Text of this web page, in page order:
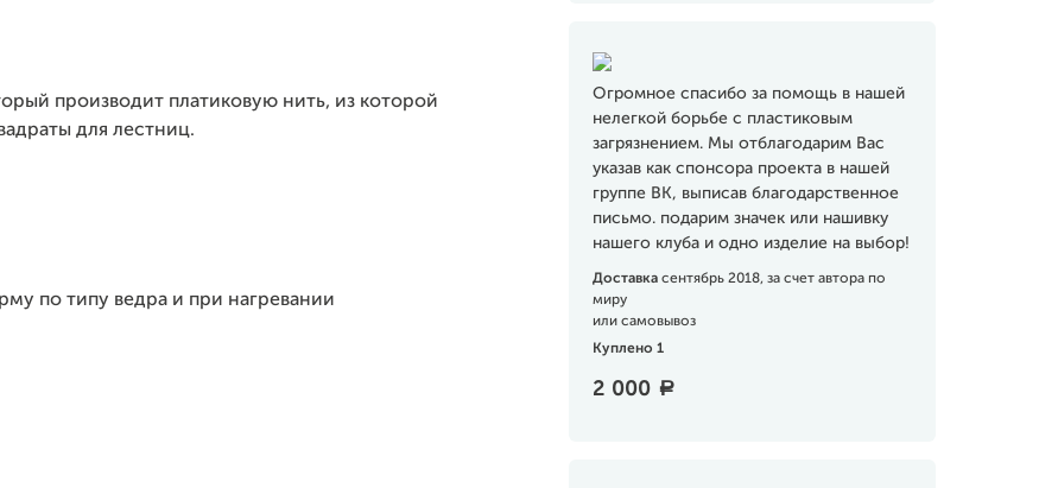
Огромное спасибо за помощь в нашей
нелегкой борьбе с пластиковым
загрязнением. Мы отблагодарим Вас
указав как спонсора проекта в нашей
группе ВК, выписав благодарственное
письмо. подарим значек или нашивку
нашего клуба и одно изделие на выбор!
Доставка сентябрь 2018, за счет автора по
миру
или самовывоз
Куплено 1
2 000 a
производит платиковую нить, из которой
для лестниц.
по типу ведра и при нагревании